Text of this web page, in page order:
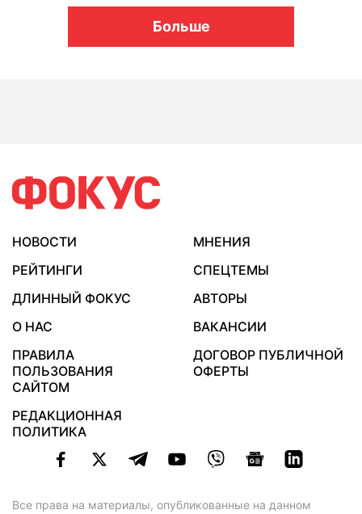
Больше
НОВОСТИ
МНЕНИЯ
РЕЙТИНГИ
СПЕЦТЕМЫ
ДЛИННЫЙ ФОКУС
АВТОРЫ
О НАС
ВАКАНСИИ
ПРАВИЛА
ПОЛЬЗОВАНИЯ
САЙТОМ
ДОГОВОР ПУБЛИЧНОЙ
ОФЕРТЫ
РЕДАКЦИОННАЯ
ПОЛИТИКА
Все права на материалы, опубликованные на данном